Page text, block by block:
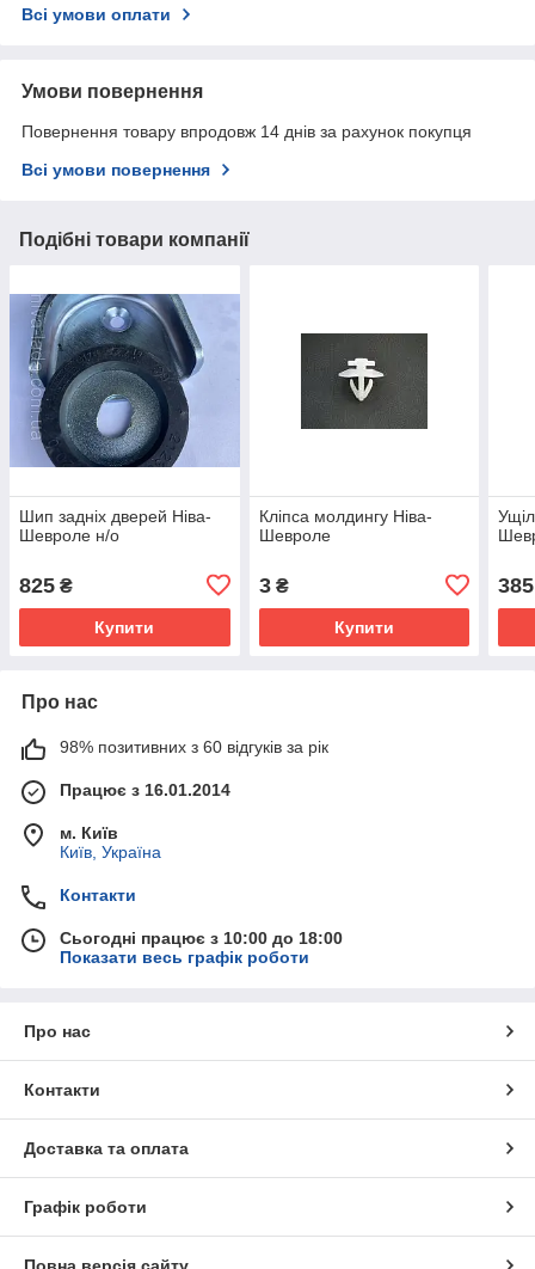
Всі умови оплати
Умови повернення
Повернення товару впродовж 14 днів за рахунок покупця
Всі умови повернення
Подібні товари компанії
Шип задніх дверей Ніва-
Шевроле н/о
825 ₴
Купити
Кліпса молдингу Ніва-
Шевроле
3₴
Купити
385
Про нас
98% позитивних з 60 відгуків за рік
Працює з 16.01.2014
м. Київ
Київ, Україна
Контакти
Сьогодні працює з 10:00 до 18:00
Показати весь графік роботи
Про нас
Контакти
Доставка та оплата
Графік роботи